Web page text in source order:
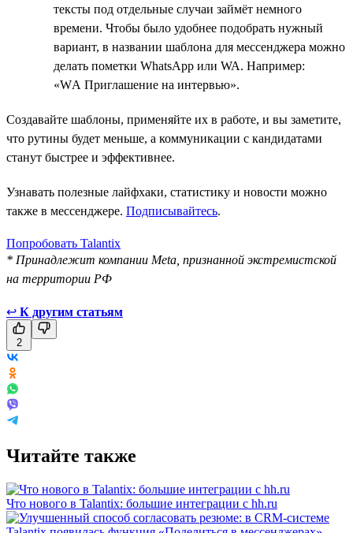
тексты под отдельные случаи займёт немного
времени. Чтобы было удобнее подобрать нужный
вариант, в названии шаблона для мессенджера можно
делать пометки WhatsApp или WA. Например:
«WА Приглашение на интервью».
Создавайте шаблоны, применяйте их в работе, и вы заметите,
что рутины будет меньше, а коммуникации с кандидатами
станут быстрее и эффективнее.
Узнавать полезные лайфхаки, статистику и новости можно
также в мессенджере. Подписывайтесь.
Попробовать Talantix
* Принадлежит компании Meta, признанной экстремистской
на территории РФ
↩ К другим статьям
2
Читайте также
Что нового в Talantix: большие интеграции с hh.ru